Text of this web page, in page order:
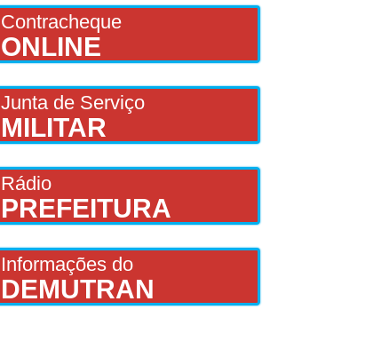
Contracheque
ONLINE
Junta de Serviço
MILITAR
Rádio
PREFEITURA
Informações do
DEMUTRAN